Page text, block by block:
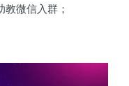
微信入群；